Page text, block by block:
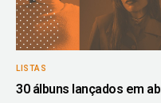
LISTAS
30 álbuns lançados em